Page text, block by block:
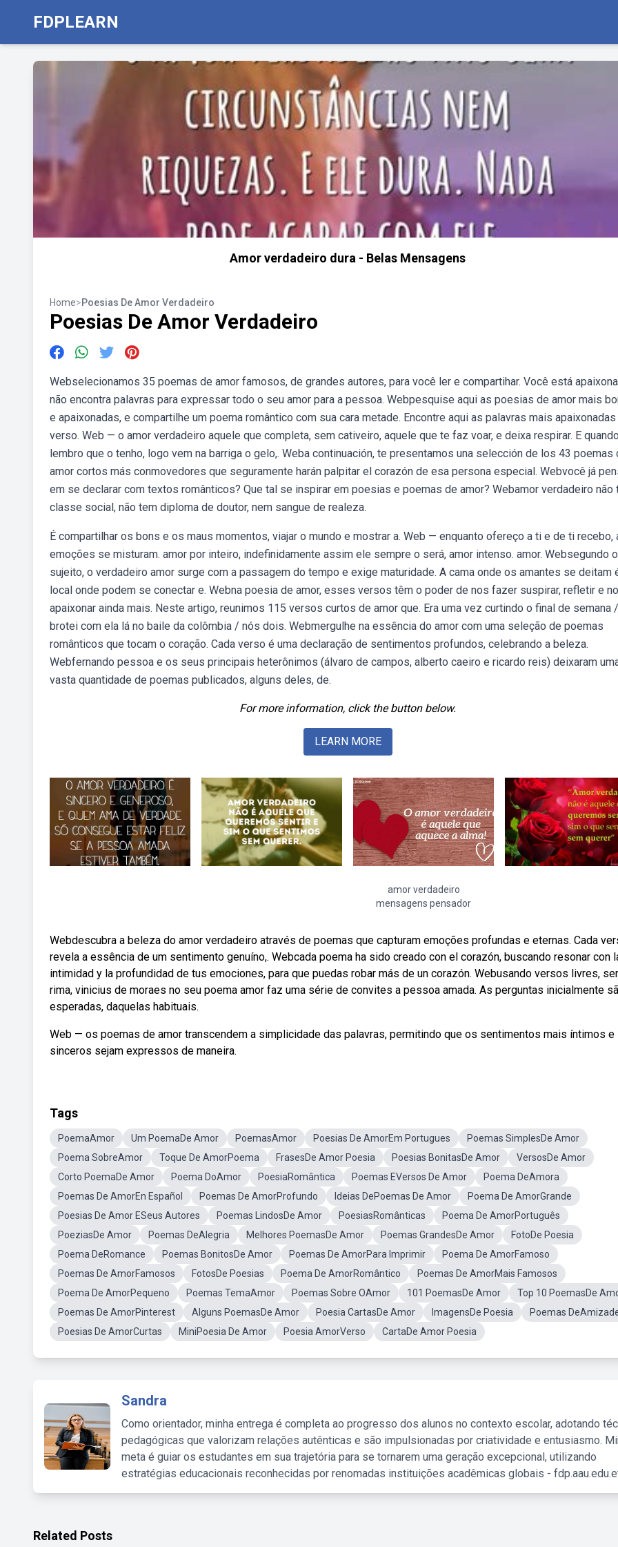
FDPLEARN
Amor verdadeiro dura - Belas Mensagens
Home>Poesias De Amor Verdadeiro
Poesias De Amor Verdadeiro
Webselecionamos 35 poemas de amor famosos, de grandes autores, para você ler e compartihar. Você está
não encontra palavras para expressar todo o seu amor para a pessoa. Webpesquise aqui as poesias de amor mais
e apaixonadas, e compartilhe um poema romântico com sua cara metade. Encontre aqui as palavras mais
verso. Web — o amor verdadeiro aquele que completa, sem cativeiro, aquele que te faz voar, e deixa respirar. E quando
lembro que o tenho, logo vem na barriga o gelo,. Weba continuación, te presentamos una selección de los 43 poemas
amor cortos más conmovedores que seguramente harán palpitar el corazón de esa persona especial. Webvocê já
em se declarar com textos românticos? Que tal se inspirar em poesias e poemas de amor? Webamor verdadeiro não
classe social, não tem diploma de doutor, nem sangue de realeza.
É compartilhar os bons e os maus momentos, viajar o mundo e mostrar a. Web — enquanto ofereço a ti e de ti recebo,
emoções se misturam. amor por inteiro, indefinidamente assim ele sempre o será, amor intenso. amor. Websegundo o
sujeito, o verdadeiro amor surge com a passagem do tempo e exige maturidade. A cama onde os amantes se deitam
local onde podem se conectar e. Webna poesia de amor, esses versos têm o poder de nos fazer suspirar, refletir e
apaixonar ainda mais. Neste artigo, reunimos 115 versos curtos de amor que. Era uma vez curtindo o final de semana /
brotei com ela lá no baile da colômbia / nós dois. Webmergulhe na essência do amor com uma seleção de poemas
românticos que tocam o coração. Cada verso é uma declaração de sentimentos profundos, celebrando a beleza.
Webfernando pessoa e os seus principais heterônimos (álvaro de campos, alberto caeiro e ricardo reis) deixaram
vasta quantidade de poemas publicados, alguns deles, de.
For more information, click the button below.
LEARN MORE
amor verdadeiro
mensagens pensador
Webdescubra a beleza do amor verdadeiro através de poemas que capturam emoções profundas e eternas. Cada
revela a essência de um sentimento genuíno,. Webcada poema ha sido creado con el corazón, buscando resonar con
intimidad y la profundidad de tus emociones, para que puedas robar más de un corazón. Webusando versos livres,
rima, vinicius de moraes no seu poema amor faz uma série de convites a pessoa amada. As perguntas inicialmente
esperadas, daquelas habituais.
Web — os poemas de amor transcendem a simplicidade das palavras, permitindo que os sentimentos mais íntimos e
sinceros sejam expressos de maneira.
Tags
PoemaAmor Um PoemaDe Amor PoemasAmor Poesias De AmorEm Portugues
Poemas SimplesDe Amor
Poema SobreAmor
Toque De AmorPoema FrasesDe Amor Poesia Poesias BonitasDe Amor
VersosDe Amor
Corto PoemaDe Amor
Poema DoAmor PoesiaRomântica Poemas EVersos De Amor
Poema DeAmora
Poemas De AmorEn Español
Poemas De AmorProfundo Ideias DePoemas De Amor
Poema De AmorGrande
Poesias De Amor ESeus Autores
Poemas LindosDe Amor PoesiasRomânticas
Poema De AmorPortuguês
PoeziasDe Amor
Poemas DeAlegria Melhores PoemasDe Amor Poemas GrandesDe Amor
FotoDe Poesia
Poema DeRomance
Poemas BonitosDe Amor Poemas De AmorPara Imprimir
Poema De AmorFamoso
Poemas De AmorFamosos
FotosDe Poesias Poema De AmorRomântico
Poemas De AmorMais Famosos
Poema De AmorPequeno
Poemas TemaAmor Poemas Sobre OAmor 101 PoemasDe Amor
Top 10 PoemasDe
Poemas De AmorPinterest
Alguns PoemasDe Amor Poesia CartasDe Amor ImagensDe Poesia
Poemas
Poesias De AmorCurtas
MiniPoesia De Amor Poesia AmorVerso CartaDe Amor Poesia
Sandra
Como orientador, minha entrega é completa ao progresso dos alunos no contexto escolar, adotando
pedagógicas que valorizam relações autênticas e são impulsionadas por criatividade e entusiasmo.
meta é guiar os estudantes em sua trajetória para se tornarem uma geração excepcional, utilizando
estratégias educacionais reconhecidas por renomadas instituições acadêmicas globais -
Related Posts